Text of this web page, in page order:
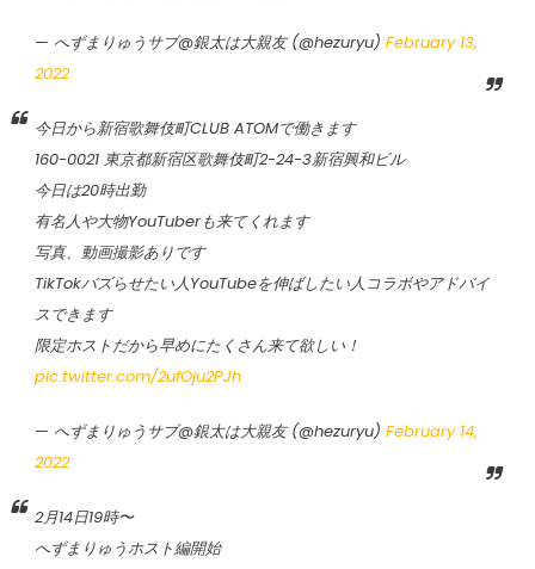
— へずまりゅうサブ@銀太は大親友 (@hezuryu) February 13,
2022
今日から新宿歌舞伎町CLUB ATOMで働きます
160-0021 東京都新宿区歌舞伎町2-24-3新宿興和ビル
今日は20時出勤
有名人や大物YouTuberも来てくれます
写真、動画撮影ありです
TikTokバズらせたい人YouTubeを伸ばしたい人コラボやアドバイ
スできます
限定ホストだから早めにたくさん来て欲しい！
pic.twitter.com/2ufOju2PJh
— へずまりゅうサブ@銀太は大親友 (@hezuryu) February 14,
2022
2月14日19時〜
へずまりゅうホスト編開始